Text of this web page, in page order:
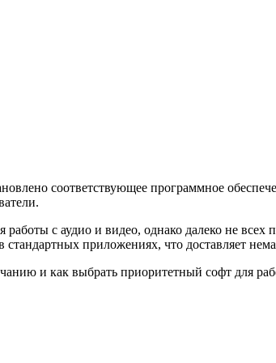
соответствующее программное
с аудио и видео, однако далеко не
приложениях, что доставляет
и как выбрать приоритетный софт для